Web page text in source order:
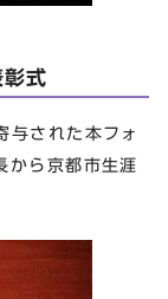
式
された本フォ
から京都市生涯